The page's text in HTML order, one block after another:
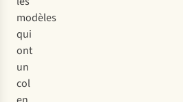
modèles
qui
ont
un
col